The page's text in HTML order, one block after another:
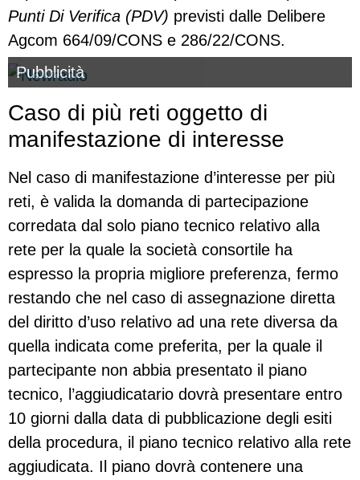
Punti Di Verifica (PDV) previsti dalle Delibere
Agcom 664/09/CONS e 286/22/CONS.
Pubblicità
Caso di più reti oggetto di
manifestazione di interesse
Nel caso di manifestazione d’interesse per più
reti, è valida la domanda di partecipazione
corredata dal solo piano tecnico relativo alla
rete per la quale la società consortile ha
espresso la propria migliore preferenza, fermo
restando che nel caso di assegnazione diretta
del diritto d’uso relativo ad una rete diversa da
quella indicata come preferita, per la quale il
partecipante non abbia presentato il piano
tecnico, l’aggiudicatario dovrà presentare entro
10 giorni dalla data di pubblicazione degli esiti
della procedura, il piano tecnico relativo alla rete
aggiudicata. Il piano dovrà contenere una